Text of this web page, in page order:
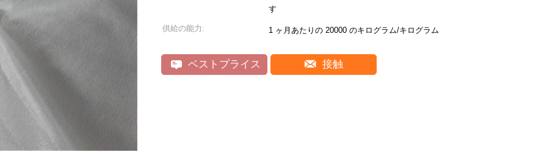
す
供給の能力: 1 ヶ月あたりの 20000 のキログラム/キログラム
ベストプライス 接触